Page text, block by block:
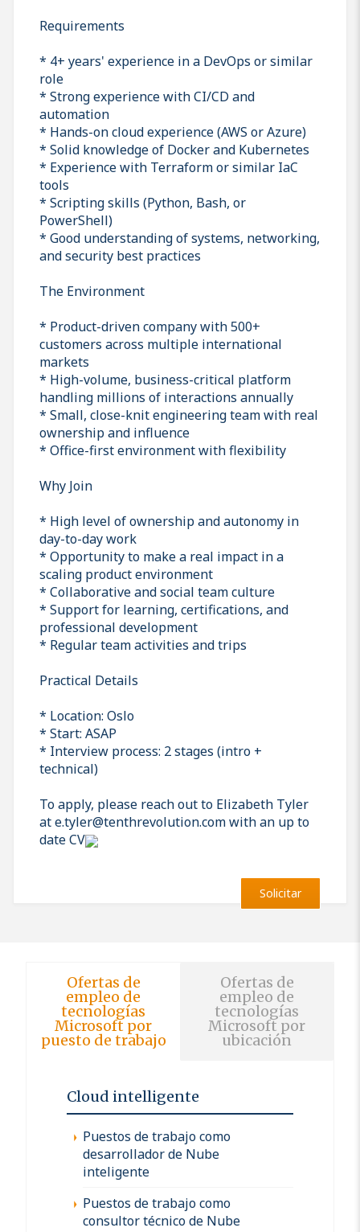
Requirements
* 4+ years' experience in a DevOps or similar
role
* Strong experience with CI/CD and
automation
* Hands-on cloud experience (AWS or Azure)
* Solid knowledge of Docker and Kubernetes
* Experience with Terraform or similar IaC
tools
* Scripting skills (Python, Bash, or
PowerShell)
* Good understanding of systems, networking,
and security best practices
The Environment
* Product-driven company with 500+
customers across multiple international
markets
* High-volume, business-critical platform
handling millions of interactions annually
* Small, close-knit engineering team with real
ownership and influence
* Office-first environment with flexibility
Why Join
* High level of ownership and autonomy in
day-to-day work
* Opportunity to make a real impact in a
scaling product environment
* Collaborative and social team culture
* Support for learning, certifications, and
professional development
* Regular team activities and trips
Practical Details
* Location: Oslo
* Start: ASAP
* Interview process: 2 stages (intro +
technical)
To apply, please reach out to Elizabeth Tyler
at e.tyler@tenthrevolution.com with an up to
date CV
Solicitar
Ofertas de
empleo de
tecnologías
Microsoft por
puesto de trabajo
Ofertas de
empleo de
tecnologías
Microsoft por
ubicación
Cloud intelligente
Puestos de trabajo como
desarrollador de Nube
inteligente
Puestos de trabajo como
consultor técnico de Nube